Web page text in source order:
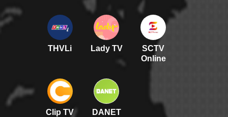
THVLi Lady TV
SCTV
Online
Clip TV DANET